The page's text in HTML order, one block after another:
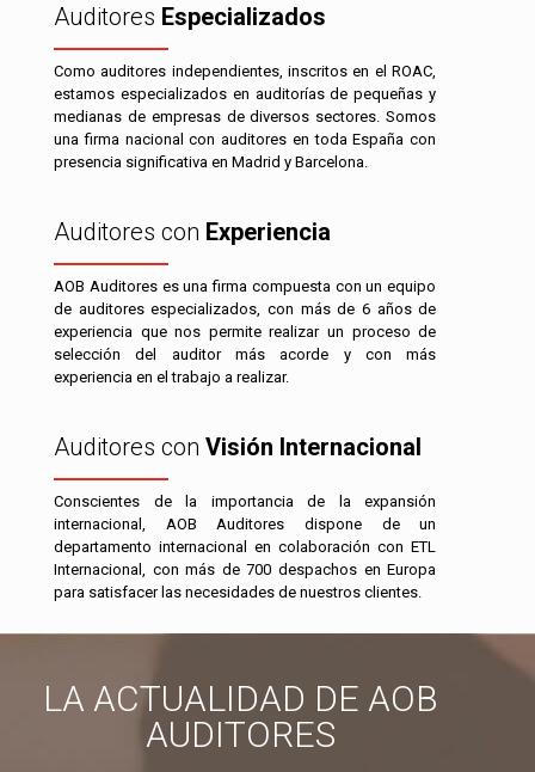
Auditores Especializados
Como auditores independientes, inscritos en el ROAC,
estamos especializados en auditorías de pequeñas y
medianas de empresas de diversos sectores. Somos
una firma nacional con auditores en toda España con
presencia significativa en Madrid y Barcelona.
Auditores con Experiencia
AOB Auditores es una firma compuesta con un equipo
de auditores especializados, con más de 6 años de
experiencia que nos permite realizar un proceso de
selección del auditor más acorde y con más
experiencia en el trabajo a realizar.
Auditores con Visión Internacional
Conscientes de la importancia de la expansión
internacional, AOB Auditores dispone de un
departamento internacional en colaboración con ETL
Internacional, con más de 700 despachos en Europa
para satisfacer las necesidades de nuestros clientes.
LA ACTUALIDAD DE AOB
AUDITORES